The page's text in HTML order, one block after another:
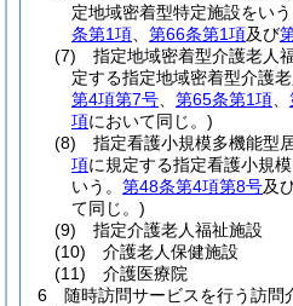
定地域密着型特定施設をいう
条第1項
第66条第1項及び
(7)
指定地域密着型介護老人
定する指定地域密着型介護老
第4項第7号
第65条第1項
項において同じ。)
(8)
指定看護小規模多機能型
項に規定する指定看護小規
いう。 第48条第4項第8号及
て同じ。)
(9)
指定介護老人福祉施設
(10)
介護老人保健施設
(11)
介護医療院
6
随時訪問サービスを行う訪